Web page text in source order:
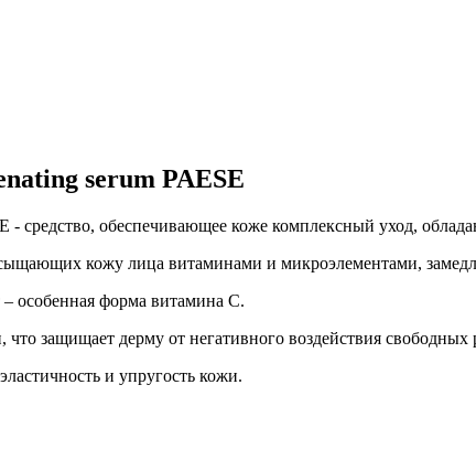
serum PAESE
средство, обеспечивающее коже комплексный уход,
кожу лица витаминами и микроэлементами,
– особенная форма витамина С.
защищает дерму от негативного воздействия свободных
и упругость кожи.